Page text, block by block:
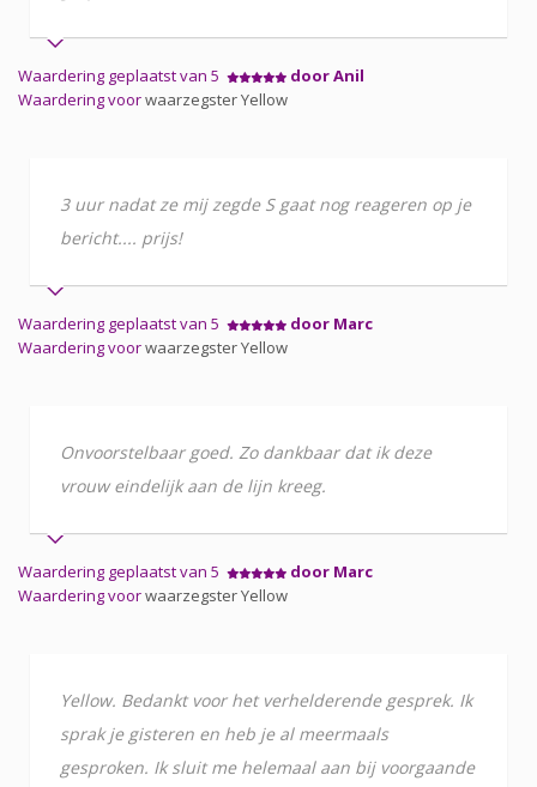
Waardering geplaatst van 5
door Anil
Waardering voorwaarzegster Yellow
3 uur nadat ze mij zegde S gaat nog reageren op je
bericht.... prijs!
Waardering geplaatst van 5
door Marc
Waardering voorwaarzegster Yellow
Onvoorstelbaar goed. Zo dankbaar dat ik deze
vrouw eindelijk aan de lijn kreeg.
Waardering geplaatst van 5
door Marc
Waardering voorwaarzegster Yellow
Yellow. Bedankt voor het verhelderende gesprek. Ik
sprak je gisteren en heb je al meermaals
gesproken. Ik sluit me helemaal aan bij voorgaande